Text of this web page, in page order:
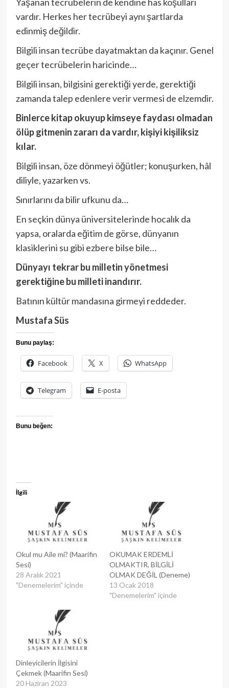
vardır. Herkes her tecrübeyi aynı şartlarda
edinmiş değildir.
Bilgili insan tecrübe dayatmaktan da kaçınır. Genel
geçer tecrübelerin haricinde…
Bilgili insan, bilgisini gerektiği yerde, gerektiği
zamanda talep edenlere verir vermesi de elzemdir.
Binlerce kitap okuyup kimseye faydası olmadan
ölüp gitmenin zararı da vardır, kişiyi kişiliksiz
kılar.
Bilgili insan, öze dönmeyi öğütler; konuşurken, hâl
diliyle, yazarken vs.
Sınırlarını da bilir ufkunu da…
En seçkin dünya üniversitelerinde hocalık da
yapsa, oralarda eğitim de görse, dünyanın
klasiklerini su gibi ezbere bilse bile…
Dünyayı tekrar bu milletin yönetmesi
gerektiğine bu milleti inandırır.
Batının kültür mandasına girmeyi reddeder.
Mustafa Süs
Bunu paylaş:
Facebook X WhatsApp
Telegram E-posta
Bunu beğen:
İlgili
Okul mu Aile mi? (Maarifin
Sesi)
28 Aralık 2021
"Denemelerim" içinde
OKUMAK ERDEMLİ
OLMAKTIR, BİLGİLİ
OLMAK DEĞİL (Deneme)
13 Ocak 2018
"Denemelerim" içinde
Dinleyicilerin İlgisini
Çekmek (Maarifin Sesi)
20 Haziran 2023